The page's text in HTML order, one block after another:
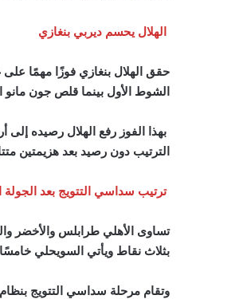
الهلال يحسم ديربي بنغازي
حقق الهلال بنغازي فوزًا مهمًا
الشوط الأول بينما قلص جون مانو
بهذا الفوز رفع الهلال رصيده
الترتيب دون رصيد بعد هزيمتين
ترتيب سداسي التتويج بعد الجولة
تساوى الأهلي طرابلس والأخضر
بثلاث نقاط ويأتي السويحلي
وتقام مرحلة سداسي التتويج